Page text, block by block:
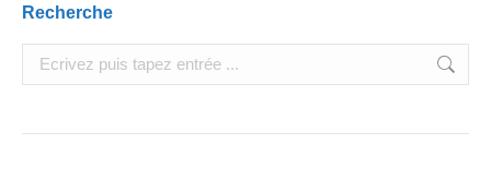
Recherche
Search: